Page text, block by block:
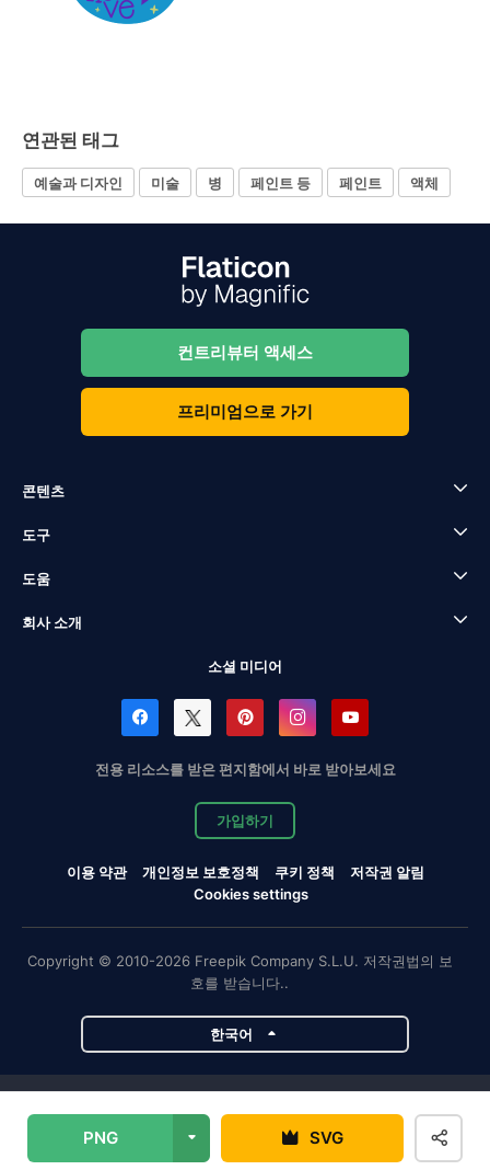
PNG SVG
연관된 태그
예술과 디자인 미술 병 페인트 등 페인트 액체
컨트리뷰터 액세스
프리미엄으로 가기
콘텐츠
도구
도움
회사 소개
소셜 미디어
전용 리소스를 받은 편지함에서 바로 받아보세요
가입하기
이용 약관 개인정보 보호정책 쿠키 정책
저작권 알림
Cookies settings
Copyright © 2010-2026 Freepik Company S.L.U. 저작권법의 보
호를 받습니다..
한국어